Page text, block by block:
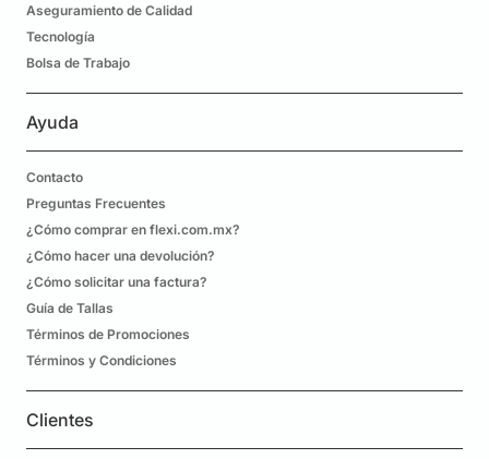
Aseguramiento de Calidad
Tecnología
Bolsa de Trabajo
Ayuda
Contacto
Preguntas Frecuentes
¿Cómo comprar en flexi.com.mx?
¿Cómo hacer una devolución?
¿Cómo solicitar una factura?
Guía de Tallas
Términos de Promociones
Términos y Condiciones
Clientes